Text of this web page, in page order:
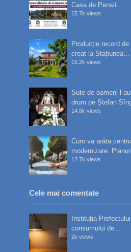
Casa de Pensii:...
15.7k views
Producție record
creat la Stațiunea...
15.2k views
Sute de oameni l-
drum pe Ștefan
14.8k views
Cum va arăta
modernizare.
12.7k views
Cele mai comentate
Instituția
consumului de...
2k views